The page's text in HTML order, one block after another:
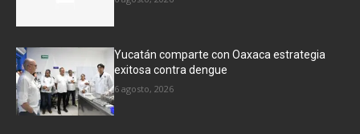
Yucatán comparte con Oaxaca estrategia
exitosa contra dengue
6 agosto, 2026